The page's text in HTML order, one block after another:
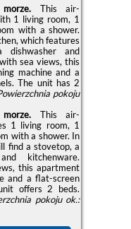
This air-
1 living room, 1
with a shower.
which features
and
sea views, this
machine and a
The unit has 2
pokoju
This air-
1 living room, 1
with a shower. In
find a stovetop, a
kitchenware.
this apartment
and a flat-screen
offers 2 beds.
pokoju ok.: